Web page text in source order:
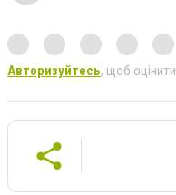
Авторизуйтесь, щоб оцінити